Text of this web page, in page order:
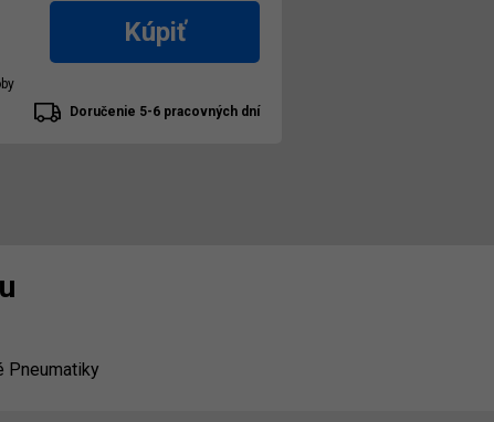
Kúpiť
Doručenie 5-6 pracovných dní
Pneumatiky